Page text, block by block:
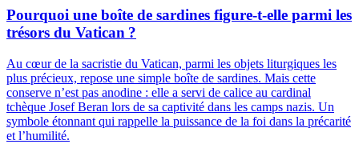
Pourquoi une boîte de sardines figure-t-elle parmi les
trésors du Vatican ?
Au cœur de la sacristie du Vatican, parmi les objets liturgiques les
plus précieux, repose une simple boîte de sardines. Mais cette
conserve n’est pas anodine : elle a servi de calice au cardinal
tchèque Josef Beran lors de sa captivité dans les camps nazis. Un
symbole étonnant qui rappelle la puissance de la foi dans la précarité
et l’humilité.